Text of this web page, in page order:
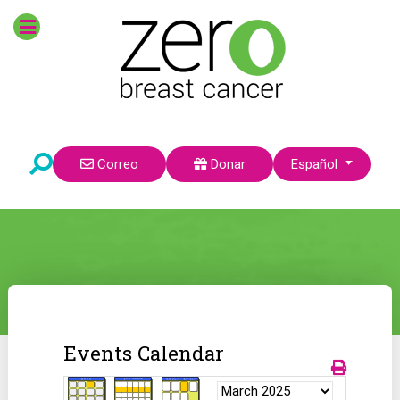
Correo Donar Seleccione su idioma
Español
Events Calendar